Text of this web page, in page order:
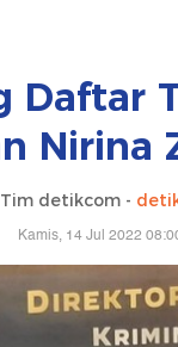
Daftar
Nirina
Tim detikcom -
Kamis, 14 Jul 2022